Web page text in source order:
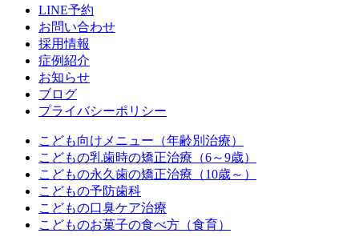
LINE予約
お問い合わせ
採用情報
症例紹介
お知らせ
ブログ
プライバシーポリシー
こども向けメニュー（年齢別治療）
こどもの乳歯時の矯正治療（6～9歳）
こどもの永久歯の矯正治療（10歳～）
こどもの予防歯科
こどもの口臭ケア治療
こどものお菓子の食べ方（食育）